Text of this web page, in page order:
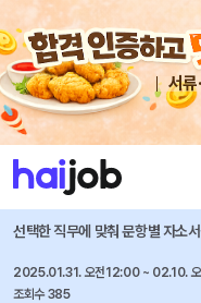
서류
채용공고 자소서 자유항목 자소서
LS증권 즐겨찾기
경력직 수시채용
선택한 직무에 맞춰 문항별 자소
2025.01.31. 오전12:00 ~ 02.10.
조회수 385